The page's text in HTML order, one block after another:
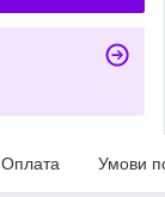
Оплата Умови